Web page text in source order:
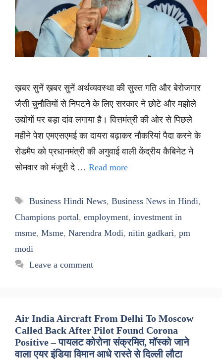
ख़बर सुनें ख़बर सुनें अर्थव्यवस्था की सुस्त गति और बेरोजगार
जैसी चुनौतियों से निपटने के लिए सरकार ने छोटे और मझोले
उद्योगों पर बड़ा दांव लगाया है। वित्तमंत्री की ओर से पिछले
महीने पेश एमएसएमई का दायरा बढ़ाकर नौकरियां पैदा करने के
रोडमैप को प्रधानमंत्री की अगुवाई वाली केंद्रीय कैबिनेट ने
सोमवार को मंजूरी दे … Read more
Tags
Business Hindi News, Business News in Hindi,
Champions portal, employment, investment in
msme, Msme, Narendra Modi, nitin gadkari, pm
modi
Leave a comment
Air India Aircraft From Delhi To Moscow
Called Back After Pilot Found Corona
Positive – पायलट कोरोना संक्रमित, मॉस्को जाने
वाला एयर इंडिया विमान आधे रास्ते से दिल्ली लौटा